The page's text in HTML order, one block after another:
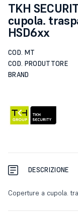
TKH
cupola.
HSD6xx
COD. MT
COD. PRODUTTORE
BRAND
DESCRIZIONE
Coperture a cupola.